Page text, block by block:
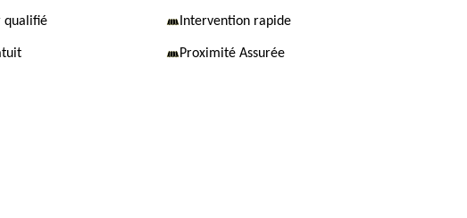
qualifié Intervention rapide
Proximité Assurée